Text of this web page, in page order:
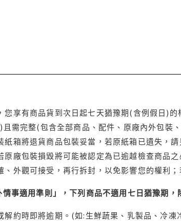
您享有商品貨到次日起七天猶豫期(含例假日)
需完整(包含全部商品、配件、原廠內外包裝
紙箱將退貨商品包裝妥當，若原紙箱已遺失，
原廠包裝損毀將可能被認定為已逾越檢查商品
外觀可接受，再行拆封，以免影響您的權利
事適用準則」，下列商品不適用七日猶豫期，
解約時即將逾期。(如:生鮮蔬果、乳製品、冷凍